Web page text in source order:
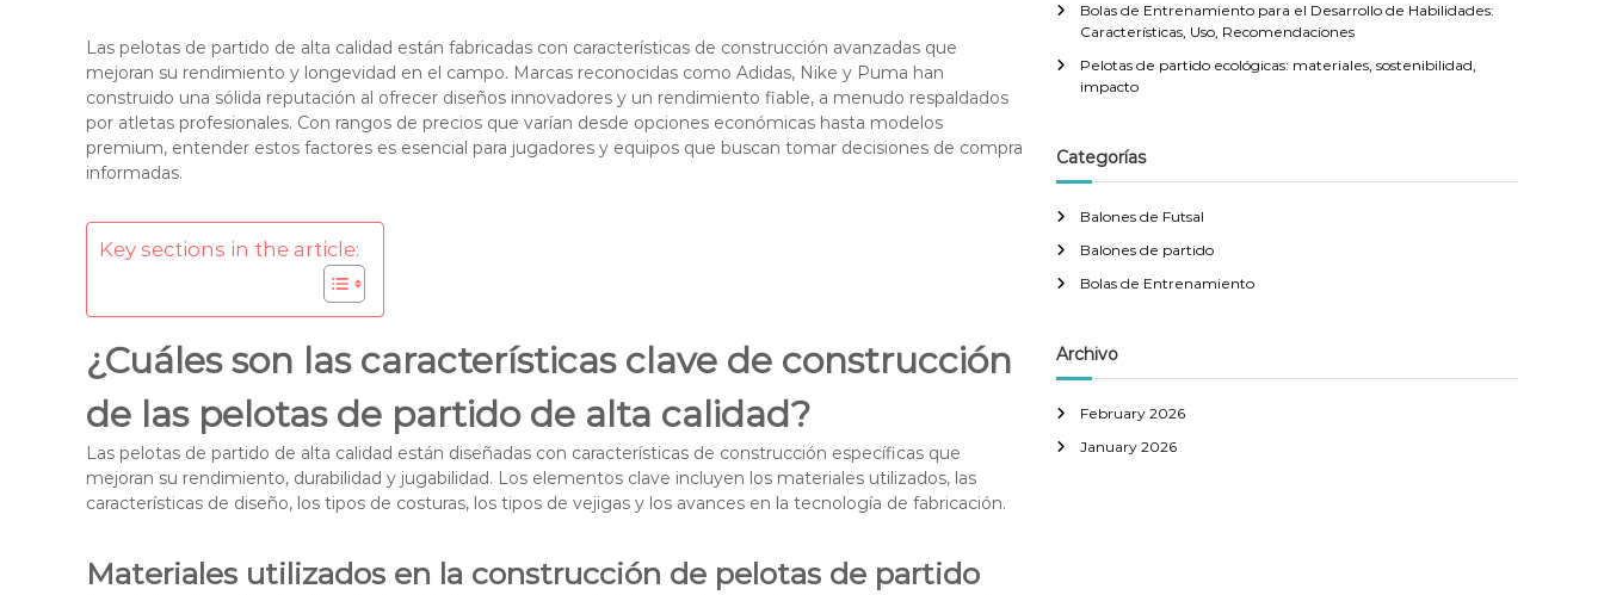
Las pelotas de partido de alta calidad están fabricadas con características de construcción avanzadas que
mejoran su rendimiento y longevidad en el campo. Marcas reconocidas como Adidas, Nike y Puma han
construido una sólida reputación al ofrecer diseños innovadores y un rendimiento fiable, a menudo respaldados
por atletas profesionales. Con rangos de precios que varían desde opciones económicas hasta modelos
premium, entender estos factores es esencial para jugadores y equipos que buscan tomar decisiones de compra
informadas.
Key sections in the article:
¿Cuáles son las características clave de construcción
de las pelotas de partido de alta calidad?
Las pelotas de partido de alta calidad están diseñadas con características de construcción específicas que
mejoran su rendimiento, durabilidad y jugabilidad. Los elementos clave incluyen los materiales utilizados, las
características de diseño, los tipos de costuras, los tipos de vejigas y los avances en la tecnología de fabricación.
Materiales utilizados en la construcción de pelotas de partido
Bolas de Entrenamiento para el Desarrollo de Habilidades:
Características, Uso, Recomendaciones
Pelotas de partido ecológicas: materiales, sostenibilidad,
impacto
Categorías
Balones de Futsal
Balones de partido
Bolas de Entrenamiento
Archivo
February 2026
January 2026